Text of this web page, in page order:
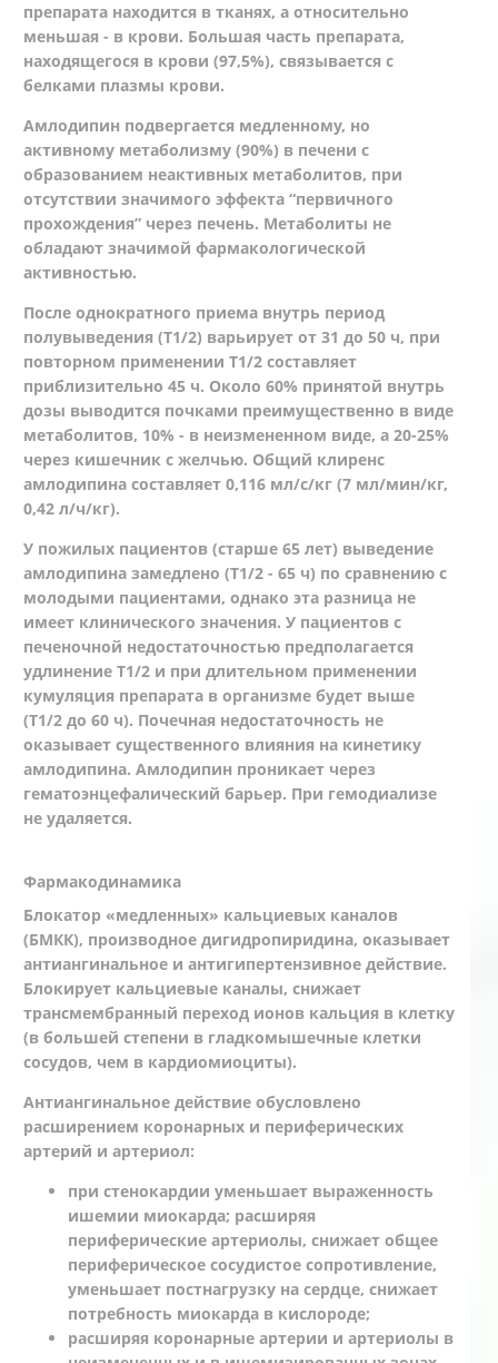
препарата находится в тканях, а относительно
меньшая - в крови. Большая часть препарата,
находящегося в крови (97,5%), связывается с
белками плазмы крови.
Амлодипин подвергается медленному, но
активному метаболизму (90%) в печени с
образованием неактивных метаболитов, при
отсутствии значимого эффекта “первичного
прохождения” через печень. Метаболиты не
обладают значимой фармакологической
активностью.
После однократного приема внутрь период
полувыведения (Т1/2) варьирует от 31 до 50 ч, при
повторном применении Т1/2 составляет
приблизительно 45 ч. Около 60% принятой внутрь
дозы выводится почками преимущественно в виде
метаболитов, 10% - в неизмененном виде, а 20-25%
через кишечник с желчью. Общий клиренс
амлодипина составляет 0,116 мл/с/кг (7 мл/мин/кг,
0,42 л/ч/кг).
У пожилых пациентов (старше 65 лет) выведение
амлодипина замедлено (Т1/2 - 65 ч) по сравнению с
молодыми пациентами, однако эта разница не
имеет клинического значения. У пациентов с
печеночной недостаточностью предполагается
удлинение Т1/2 и при длительном применении
кумуляция препарата в организме будет выше
(Т1/2 до 60 ч). Почечная недостаточность не
оказывает существенного влияния на кинетику
амлодипина. Амлодипин проникает через
гематоэнцефалический барьер. При гемодиализе
не удаляется.
Фармакодинамика
Блокатор «медленных» кальциевых каналов
(БМКК), производное дигидропиридина, оказывает
антиангинальное и антигипертензивное действие.
Блокирует кальциевые каналы, снижает
трансмембранный переход ионов кальция в клетку
(в большей степени в гладкомышечные клетки
сосудов, чем в кардиомиоциты).
Антиангинальное действие обусловлено
расширением коронарных и периферических
артерий и артериол:
при стенокардии уменьшает выраженность
ишемии миокарда; расширяя
периферические артериолы, снижает общее
периферическое сосудистое сопротивление,
уменьшает постнагрузку на сердце, снижает
потребность миокарда в кислороде;
расширяя коронарные артерии и артериолы в